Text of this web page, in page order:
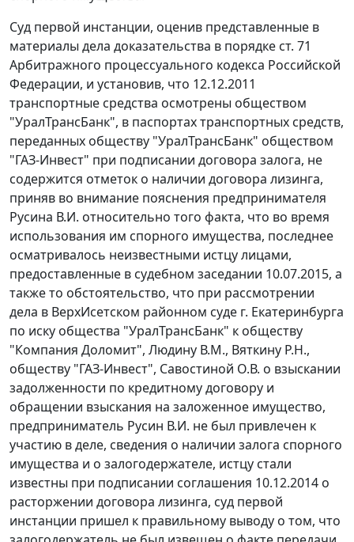
Суд первой инстанции, оценив представленные в
материалы дела доказательства в порядке ст. 71
Арбитражного процессуального кодекса Российской
Федерации, и установив, что 12.12.2011
транспортные средства осмотрены обществом
"УралТрансБанк", в паспортах транспортных средств,
переданных обществу "УралТрансБанк" обществом
"ГАЗ-Инвест" при подписании договора залога, не
содержится отметок о наличии договора лизинга,
приняв во внимание пояснения предпринимателя
Русина В.И. относительно того факта, что во время
использования им спорного имущества, последнее
осматривалось неизвестными истцу лицами,
предоставленные в судебном заседании 10.07.2015, а
также то обстоятельство, что при рассмотрении
дела в ВерхИсетском районном суде г. Екатеринбурга
по иску общества "УралТрансБанк" к обществу
"Компания Доломит", Людину В.М., Вяткину Р.Н.,
обществу "ГАЗ-Инвест", Савостиной О.В. о взыскании
задолженности по кредитному договору и
обращении взыскания на заложенное имущество,
предприниматель Русин В.И. не был привлечен к
участию в деле, сведения о наличии залога спорного
имущества и о залогодержателе, истцу стали
известны при подписании соглашения 10.12.2014 о
расторжении договора лизинга, суд первой
инстанции пришел к правильному выводу о том, что